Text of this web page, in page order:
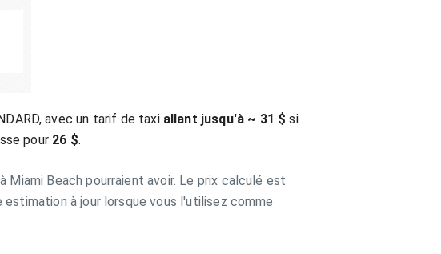
avec un tarif de taxi allant jusqu'à ~ 31 $ si
pour 26 $.
Beach pourraient avoir. Le prix calculé est
à jour lorsque vous l'utilisez comme